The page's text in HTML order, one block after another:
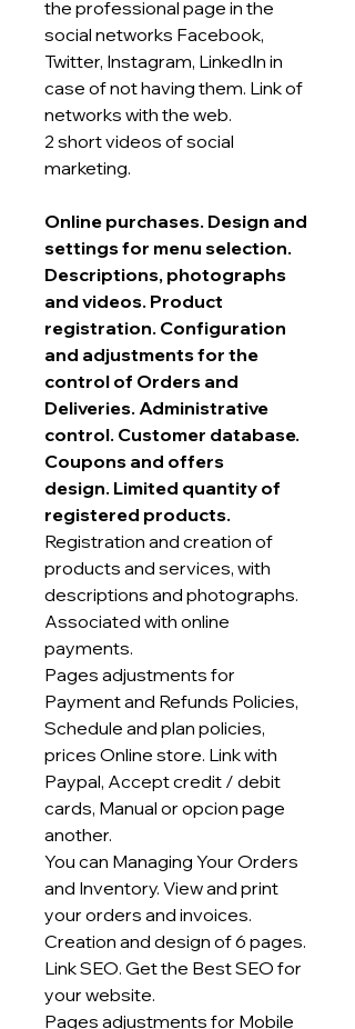
the professional page in the
social networks Facebook,
Twitter, Instagram, LinkedIn in
case of not having them. Link of
networks with the web.
2 short videos of social
marketing.
Online purchases. Design and
settings for menu selection.
Descriptions, photographs
and videos. Product
registration. Configuration
and adjustments for the
control of Orders and
Deliveries. Administrative
control. Customer database.
Coupons and offers
design. Limited quantity of
registered products.
Registration and creation of
products and services, with
descriptions and photographs.
Associated with online
payments.
Pages adjustments for
Payment and Refunds Policies,
Schedule and plan policies,
prices Online store. Link with
Paypal, Accept credit / debit
cards, Manual or opcion page
another.
You can Managing Your Orders
and Inventory. View and print
your orders and invoices.
Creation and design of 6 pages.
Link SEO. Get the Best SEO for
your website.
Pages adjustments for Mobile